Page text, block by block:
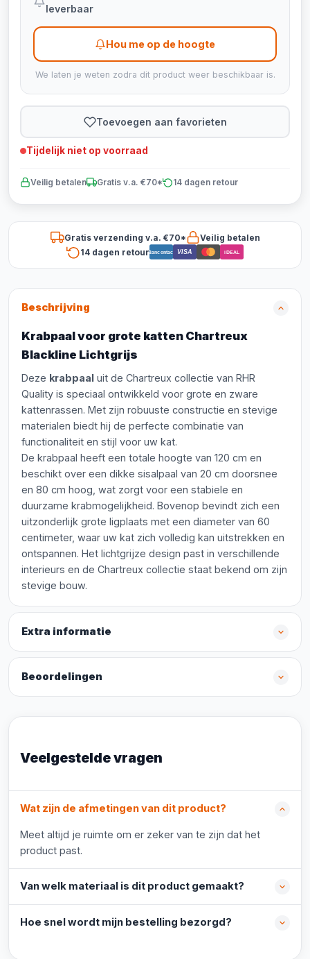
leverbaar
Hou me op de hoogte
We laten je weten zodra dit product weer beschikbaar is.
Toevoegen aan favorieten
Tijdelijk niet op voorraad
Veilig betalen Gratis v.a. €70* 14 dagen retour
Gratis verzending v.a. €70*
Veilig betalen
14 dagen retourBancontact VISA iDEAL
Beschrijving
Krabpaal voor grote katten Chartreux
Blackline Lichtgrijs
Deze krabpaal uit de Chartreux collectie van RHR
Quality is speciaal ontwikkeld voor grote en zware
kattenrassen. Met zijn robuuste constructie en stevige
materialen biedt hij de perfecte combinatie van
functionaliteit en stijl voor uw kat.
De krabpaal heeft een totale hoogte van 120 cm en
beschikt over een dikke sisalpaal van 20 cm doorsnee
en 80 cm hoog, wat zorgt voor een stabiele en
duurzame krabmogelijkheid. Bovenop bevindt zich een
uitzonderlijk grote ligplaats met een diameter van 60
centimeter, waar uw kat zich volledig kan uitstrekken en
ontspannen. Het lichtgrijze design past in verschillende
interieurs en de Chartreux collectie staat bekend om zijn
stevige bouw.
Extra informatie
Beoordelingen
Veelgestelde vragen
Wat zijn de afmetingen van dit product?
Meet altijd je ruimte om er zeker van te zijn dat het
product past.
Van welk materiaal is dit product gemaakt?
Hoe snel wordt mijn bestelling bezorgd?